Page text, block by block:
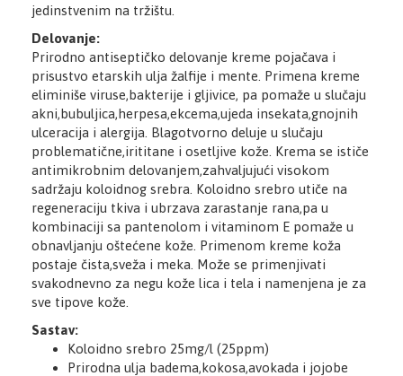
jedinstvenim na tržištu.
Delovanje:
Prirodno antiseptičko delovanje kreme pojačava i
prisustvo etarskih ulja žalfije i mente. Primena kreme
eliminiše viruse,bakterije i gljivice, pa pomaže u slučaju
akni,bubuljica,herpesa,ekcema,ujeda insekata,gnojnih
ulceracija i alergija. Blagotvorno deluje u slučaju
problematične,irititane i osetljive kože. Krema se ističe
antimikrobnim delovanjem,zahvaljujući visokom
sadržaju koloidnog srebra. Koloidno srebro utiče na
regeneraciju tkiva i ubrzava zarastanje rana,pa u
kombinaciji sa pantenolom i vitaminom E pomaže u
obnavljanju oštećene kože. Primenom kreme koža
postaje čista,sveža i meka. Može se primenjivati
svakodnevno za negu kože lica i tela i namenjena je za
sve tipove kože.
Sastav:
Koloidno srebro 25mg/l (25ppm)
Prirodna ulja badema,kokosa,avokada i jojobe